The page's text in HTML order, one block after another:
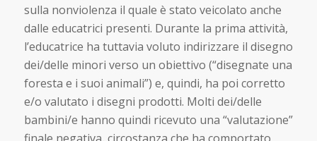
sulla nonviolenza il quale è stato veicolato anche
dalle educatrici presenti. Durante la prima attività,
l’educatrice ha tuttavia voluto indirizzare il disegno
dei/delle minori verso un obiettivo (“disegnate una
foresta e i suoi animali”) e, quindi, ha poi corretto
e/o valutato i disegni prodotti. Molti dei/delle
bambini/e hanno quindi ricevuto una “valutazione”